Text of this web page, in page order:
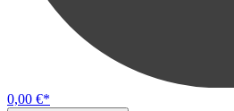
0,00 €*